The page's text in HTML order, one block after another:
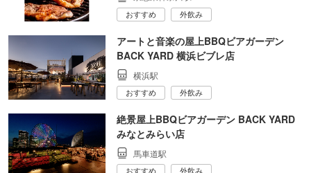
おすすめ 外飲み
アートと音楽の屋上BBQビアガーデン
BACK YARD 横浜ビブレ店
横浜駅
おすすめ 外飲み
絶景屋上BBQビアガーデン BACK YARD
みなとみらい店
馬車道駅
おすすめ 外飲み